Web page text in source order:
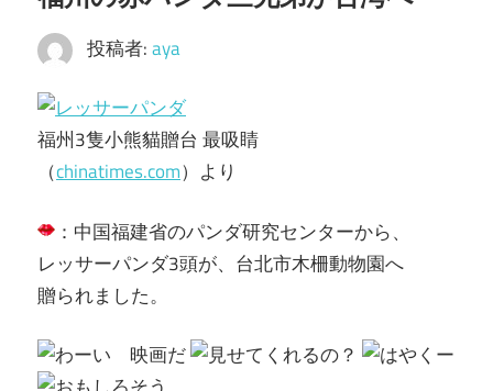
し
の
空
間
投稿者:aya
福州3隻小熊貓贈台 最吸睛
（chinatimes.com）より
：中国福建省のパンダ研究センターから、
レッサーパンダ3頭が、台北市木柵動物園へ
贈られました。